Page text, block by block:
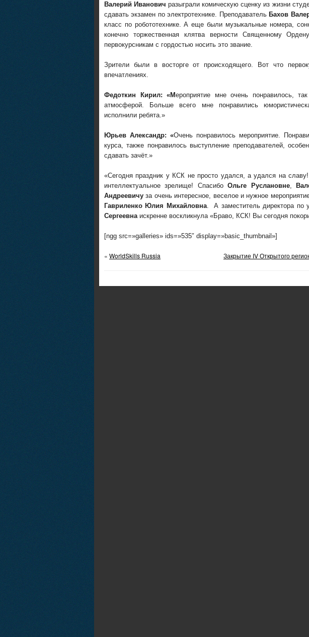
Валерий Иванович разыграли комическую сценку из жизни
сдавать экзамен по электротехнике. Преподаватель Бахов
класс по робототехнике. А еще были музыкальные номера,
конечно торжественная клятва верности Священному
первокурсникам с гордостью носить это звание.
Зрители были в восторге от происходящего. Вот что
впечатлениях.
Федоткин Кирил: «Мероприятие мне очень понравилось,
атмосферой. Больше всего мне понравились
исполнили ребята.»
Юрьев Александр: «Очень понравилось мероприятие.
курса, также понравилось выступление преподавателей,
сдавать зачёт.»
«Сегодня праздник у КСК не просто удался, а удался на
интеллектуальное зрелище! СпасибоОльге Руслановне,
Андреевичу за очень интересное, веселое и нужное
Гавриленко Юлия Михайловна. А заместитель директора по
Сергеевнаискренне воскликнула «Браво, КСК! Вы сегодня
[ngg src=»galleries» ids=»535″ display=»basic_thumbnail»]
« WorldSkills Russia Закрытие IV Открытого